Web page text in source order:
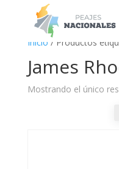
Inicio / Productos
James
Mostrando el único